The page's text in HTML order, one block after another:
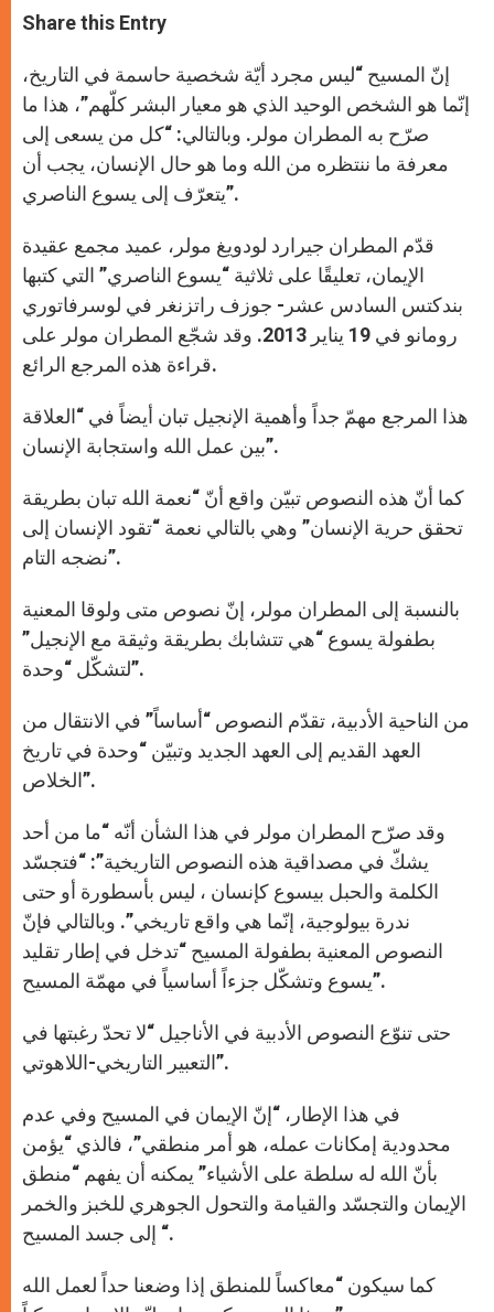
t
s
p
p
s
e
g
e
r
e
b
o
k
r
Share this Entry
إنّ المسيح “ليس مجرد أيّة شخصية حاسمة في التاريخ،
إنّما هو الشخص الوحيد الذي هو معيار البشر كلّهم”، هذا ما
صرّح به المطران مولر. وبالتالي: “كل من يسعى إلى
معرفة ما ننتظره من الله وما هو حال الإنسان، يجب أن
يتعرّف إلى يسوع الناصري”.
قدّم المطران جيرارد لودويغ مولر، عميد مجمع عقيدة
الإيمان، تعليقًا على ثلاثية “يسوع الناصري” التي كتبها
بندكتس السادس عشر- جوزف راتزنغر في لوسرفاتوري
رومانو في 19 يناير 2013. وقد شجّع المطران مولر على
قراءة هذه المرجع الرائع.
هذا المرجع مهمّ جداً وأهمية الإنجيل تبان أيضاً في “العلاقة
بين عمل الله واستجابة الإنسان”.
كما أنّ هذه النصوص تبيّن واقع أنّ “نعمة الله تبان بطريقة
تحقق حرية الإنسان” وهي بالتالي نعمة “تقود الإنسان إلى
نضجه التام”.
بالنسبة إلى المطران مولر، إنّ نصوص متى ولوقا المعنية
بطفولة يسوع “هي تتشابك بطريقة وثيقة مع الإنجيل”
لتشكّل “وحدة”.
من الناحية الأدبية، تقدّم النصوص “أساساً” في الانتقال من
العهد القديم إلى العهد الجديد وتبيّن “وحدة في تاريخ
الخلاص”.
وقد صرّح المطران مولر في هذا الشأن أنّه “ما من أحد
يشكّ في مصداقية هذه النصوص التاريخية”: “فتجسّد
الكلمة والحبل بيسوع كإنسان ، ليس بأسطورة أو حتى
ندرة بيولوجية، إنّما هي واقع تاريخي”. وبالتالي فإنّ
النصوص المعنية بطفولة المسيح “تدخل في إطار تقليد
يسوع وتشكّل جزءاً أساسياً في مهمّة المسيح”.
حتى تنوّع النصوص الأدبية في الأناجيل “لا تحدّ رغبتها في
التعبير التاريخي-اللاهوتي”.
في هذا الإطار، “إنّ الإيمان في المسيح وفي عدم
محدودية إمكانات عمله، هو أمر منطقي”، فالذي “يؤمن
بأنّ الله له سلطة على الأشياء” يمكنه أن يفهم “منطق
الإيمان والتجسّد والقيامة والتحول الجوهري للخبز والخمر
إلى جسد المسيح “.
كما سيكون “معاكساً للمنطق إذا وضعنا حداً لعمل الله